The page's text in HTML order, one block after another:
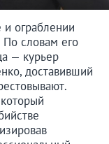
ограблении
По словам его
— курьер
доставивший